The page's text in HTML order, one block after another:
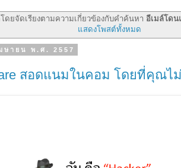
ดยจัดเรียงตามความเกี่ยวข้องกับคำค้นหา อีเมล์โดน
แสดงโพสต์ทั้งหมด
ษายน พ.ศ. 2557
สอดแนมในคอม โดยที่คุณไ